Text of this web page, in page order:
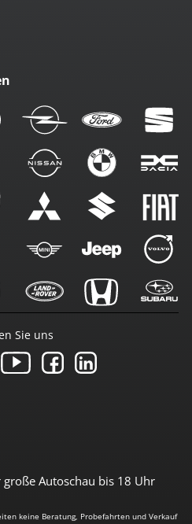
Autoschau bis 18 Uhr
Sie uns
keine Beratung, Probefahrten und Verkauf